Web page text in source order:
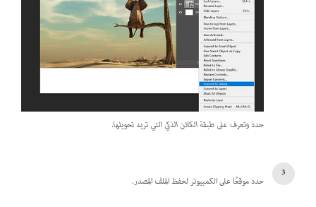
حدد وتعرف على طبقة الكائن الذكي التي تريد تحويلها.
حدد موقعًا على الكمبيوتر لحفظ الملف المصدر.